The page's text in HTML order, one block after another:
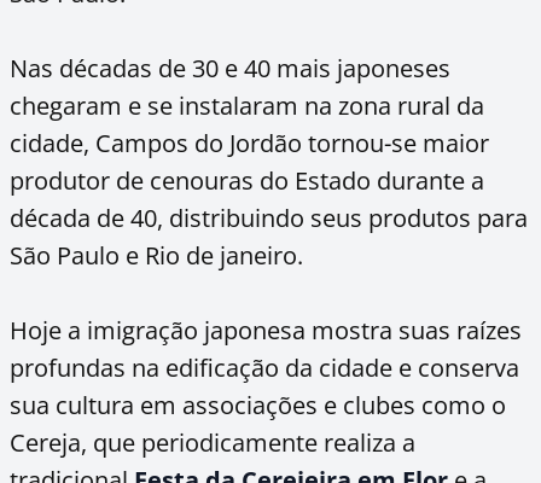
Nas décadas de 30 e 40 mais japoneses
chegaram e se instalaram na zona rural da
cidade, Campos do Jordão tornou-se maior
produtor de cenouras do Estado durante a
década de 40, distribuindo seus produtos para
São Paulo e Rio de janeiro.
Hoje a imigração japonesa mostra suas raízes
profundas na edificação da cidade e conserva
sua cultura em associações e clubes como o
Cereja, que periodicamente realiza a